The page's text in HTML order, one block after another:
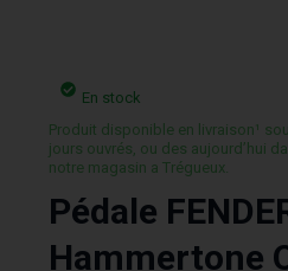
En stock
Produit disponible en livraison¹
jours ouvrés, ou des aujourd’hui
notre magasin a Trégueux.
Pédale
Hammertone